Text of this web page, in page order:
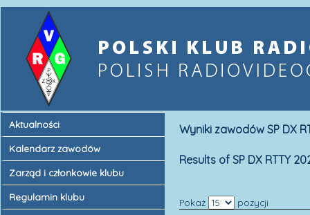
Aktualności
Kalendarz zawodów
Zarząd i członkowie klubu
Regulamin klubu
Wyniki zawodów SP DX
Results of SP DX RTTY
Pokaż
pozycji